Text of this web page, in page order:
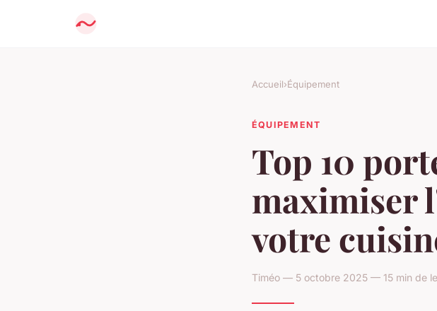
Accueil›Équipement
ÉQUIPEMENT
Top 10
maximiser
votre
Timéo — 5 octobre 2025 — 15 min de